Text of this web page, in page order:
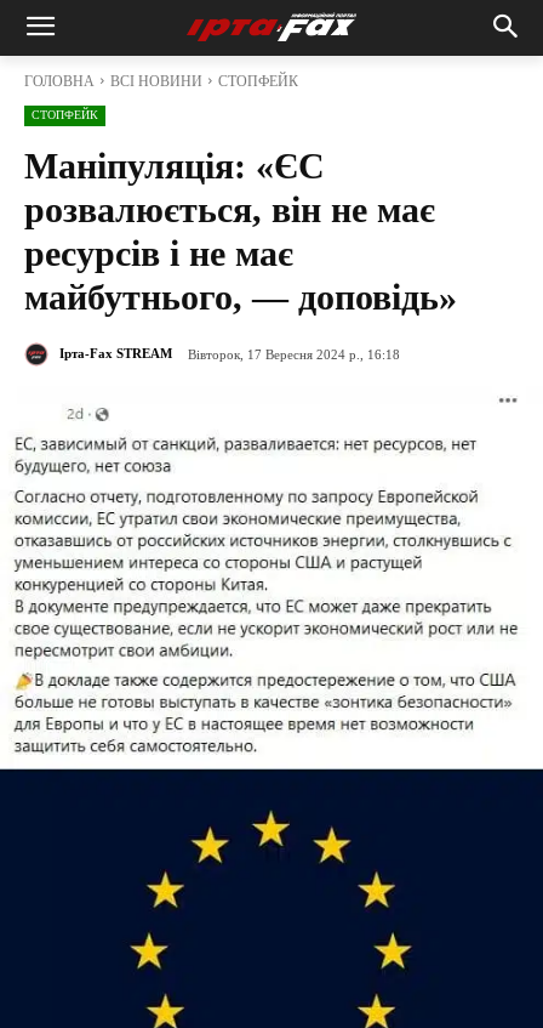
ГОЛОВНА ВСІ НОВИНИ СТОПФЕЙК
СТОПФЕЙК
Маніпуляція: «ЄС
розвалюється, він не має
ресурсів і не має
майбутнього, — доповідь»
Ірта-Fax STREAM Вівторок, 17 Вересня 2024 р., 16:18